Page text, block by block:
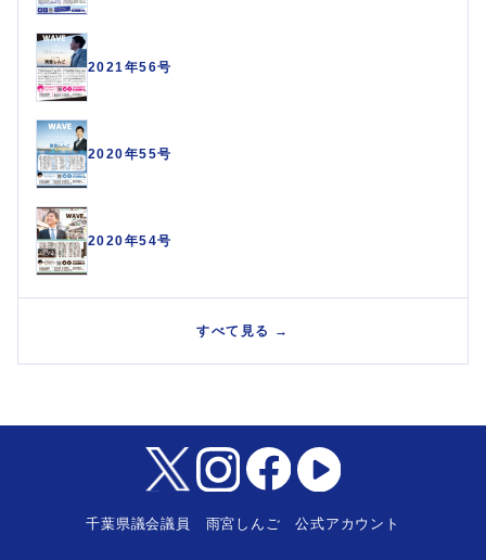
2021年56号
2020年55号
2020年54号
すべて見る →
千葉県議会議員 雨宮しんご 公式アカウント